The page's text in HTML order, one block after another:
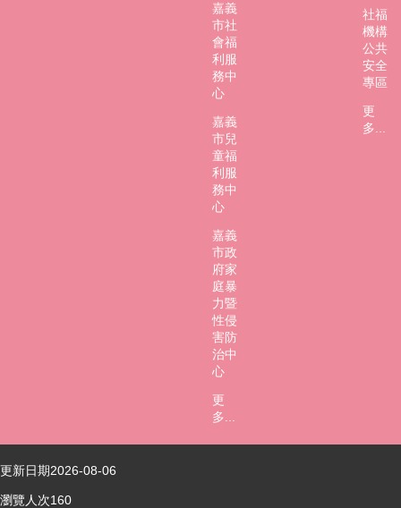
嘉義
市社
會福
利服
務中
心
嘉義
市兒
童福
利服
務中
心
嘉義
市政
府家
庭暴
力暨
性侵
害防
治中
心
更
多...
社福
機構
公共
安全
專區
更
多...
更新日期2026-08-06
瀏覽人次160